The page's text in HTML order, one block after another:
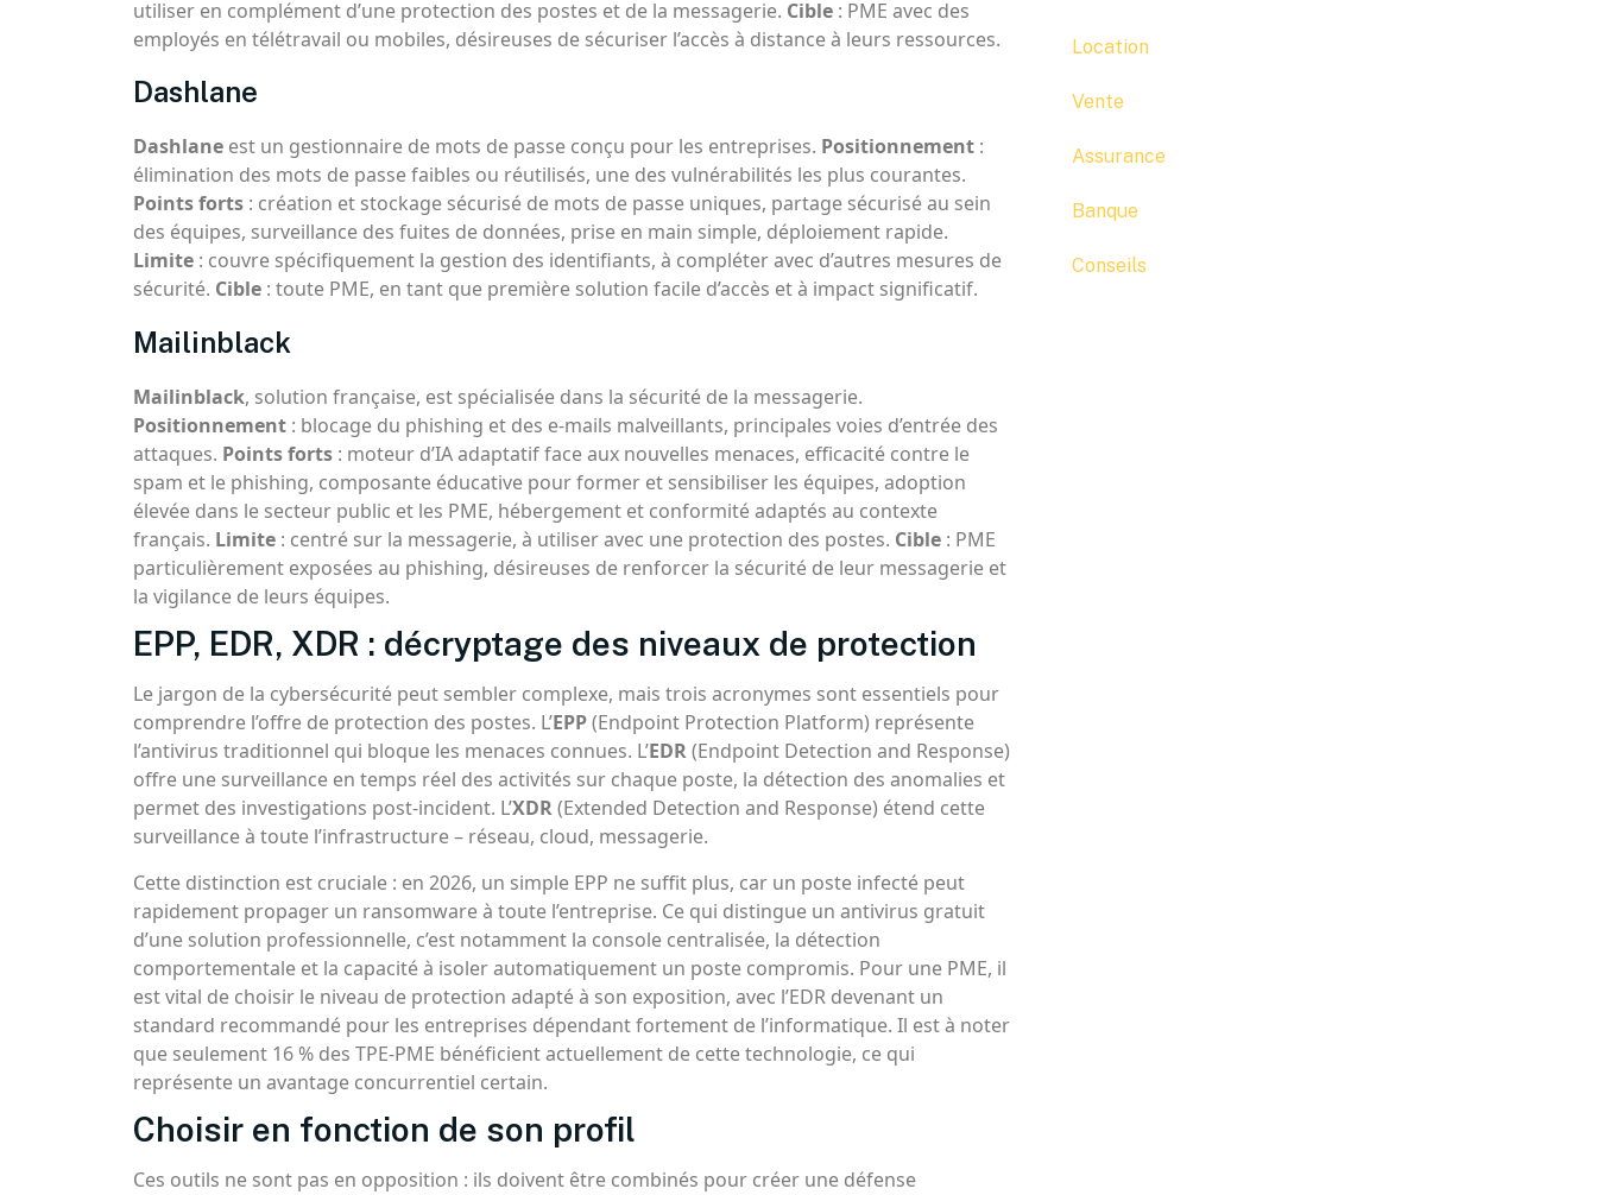
utiliser en complément d’une protection des postes et de la messagerie. Cible : PME avec des
employés en télétravail ou mobiles, désireuses de sécuriser l’accès à distance à leurs ressources.
Dashlane
Dashlane est un gestionnaire de mots de passe conçu pour les entreprises. Positionnement :
élimination des mots de passe faibles ou réutilisés, une des vulnérabilités les plus courantes.
Points forts : création et stockage sécurisé de mots de passe uniques, partage sécurisé au sein
des équipes, surveillance des fuites de données, prise en main simple, déploiement rapide.
Limite : couvre spécifiquement la gestion des identifiants, à compléter avec d’autres mesures de
sécurité. Cible : toute PME, en tant que première solution facile d’accès et à impact significatif.
Mailinblack
Mailinblack, solution française, est spécialisée dans la sécurité de la messagerie.
Positionnement : blocage du phishing et des e-mails malveillants, principales voies d’entrée des
attaques. Points forts : moteur d’IA adaptatif face aux nouvelles menaces, efficacité contre le
spam et le phishing, composante éducative pour former et sensibiliser les équipes, adoption
élevée dans le secteur public et les PME, hébergement et conformité adaptés au contexte
français. Limite : centré sur la messagerie, à utiliser avec une protection des postes. Cible : PME
particulièrement exposées au phishing, désireuses de renforcer la sécurité de leur messagerie et
la vigilance de leurs équipes.
EPP, EDR, XDR : décryptage des niveaux de protection
Le jargon de la cybersécurité peut sembler complexe, mais trois acronymes sont essentiels pour
comprendre l’offre de protection des postes. L’EPP(Endpoint Protection Platform) représente
l’antivirus traditionnel qui bloque les menaces connues. L’EDR(Endpoint Detection and Response)
offre une surveillance en temps réel des activités sur chaque poste, la détection des anomalies et
permet des investigations post-incident. L’XDR(Extended Detection and Response) étend cette
surveillance à toute l’infrastructure – réseau, cloud, messagerie.
Cette distinction est cruciale : en 2026, un simple EPP ne suffit plus, car un poste infecté peut
rapidement propager un ransomware à toute l’entreprise. Ce qui distingue un antivirus gratuit
d’une solution professionnelle, c’est notamment la console centralisée, la détection
comportementale et la capacité à isoler automatiquement un poste compromis. Pour une PME, il
est vital de choisir le niveau de protection adapté à son exposition, avec l’EDR devenant un
standard recommandé pour les entreprises dépendant fortement de l’informatique. Il est à noter
que seulement 16 % des TPE-PME bénéficient actuellement de cette technologie, ce qui
représente un avantage concurrentiel certain.
Choisir en fonction de son profil
Ces outils ne sont pas en opposition : ils doivent être combinés pour créer une défense
Location
Vente
Assurance
Banque
Conseils